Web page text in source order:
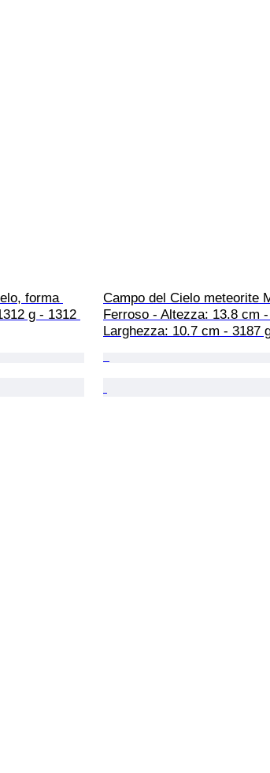
forma
g - 1312
Campo del Cielo meteorite
Ferroso - Altezza: 13.8 cm -
Larghezza: 10.7 cm - 3187